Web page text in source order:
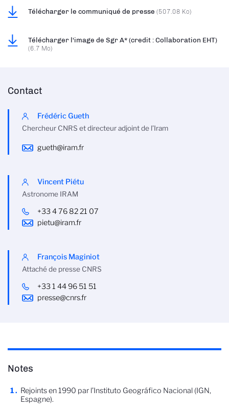
Télécharger le communiqué de presse (507.08 Ko)
Télécharger l'image de Sgr A* (credit : Collaboration EHT)
(6.7 Mo)
Contact
Frédéric Gueth
Chercheur CNRS et directeur adjoint de l’Iram
gueth@iram.fr
Vincent Piétu
Astronome IRAM
+33 4 76 82 21 07
pietu@iram.fr
François Maginiot
Attaché de presse CNRS
+33 1 44 96 51 51
presse@cnrs.fr
Notes
Rejoints en 1990 par l’Instituto Geográfico Nacional (IGN,
Espagne).